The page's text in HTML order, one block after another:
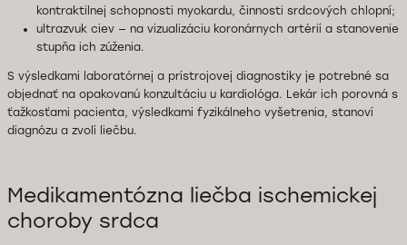
kontraktilnej schopnosti myokardu, činnosti srdcových chlopní;
ultrazvuk ciev — na vizualizáciu koronárnych artérií a stanovenie
stupňa ich zúženia.
S výsledkami laboratórnej a prístrojovej diagnostiky je potrebné sa
objednať na opakovanú konzultáciu u kardiológa. Lekár ich porovná s
ťažkosťami pacienta, výsledkami fyzikálneho vyšetrenia, stanoví
diagnózu a zvolí liečbu.
Medikamentózna liečba ischemickej
choroby srdca